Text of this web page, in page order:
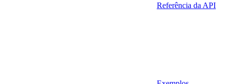
Referência da API